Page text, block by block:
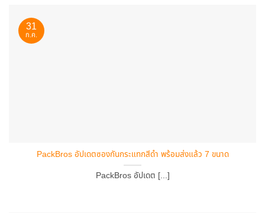
PackBros อัปเดตซองกันกระแทกสีดำ พร้อมส่งแล้ว 7 ขนาด
PackBros อัปเดต [...]
31
ก.ค.